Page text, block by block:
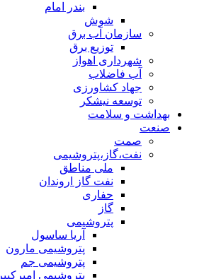
بندر امام
شوش
سازمان آب برق
توزیع برق
شهرداری اهواز
آب فاضلاب
جهاد کشاورزی
توسعه نیشکر
بهداشت و سلامت
صنعت
صمت
نفت،گاز،پتروشیمی
ملی مناطق
نفت گاز اروندان
حفاری
گاز
پتروشیمی
آریا ساسول
پتروشیمی مارون
پتروشیمی جم
پتروشیمی امیرکبیر